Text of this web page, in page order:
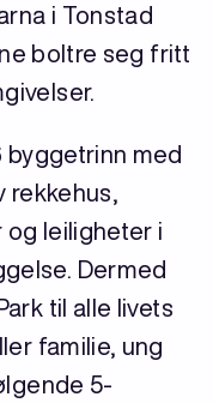
i Tonstad
boltre seg fritt
byggetrinn med
rekkehus,
leiligheter i
Dermed
til alle livets
familie, ung
5-